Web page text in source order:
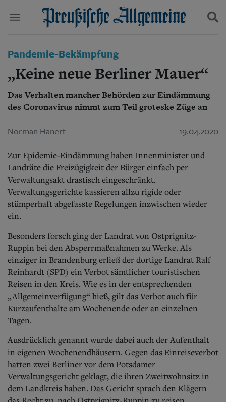
Start
Abonnenten-Login
Abonnent werden
Abo Prämien
Archiv
Mediadaten
Politik
Kultur
Wirtschaft
Gesellschaft
Leben
Berlin-Brandenburg
Schlesien
Danzig und Westpreußen
Bücher
Kontakt
Impressum
Suchen und finden
Pandemie-Bekämpfung
„Keine neue Berliner Mauer“
Das Verhalten mancher Behörden zur Eindämmung
des Coronavirus nimmt zum Teil groteske Züge an
Norman Hanert 19.04.2020
Zur Epidemie-Eindämmung haben Innenminister und
Landräte die Freizügigkeit der Bürger einfach per
Verwaltungsakt drastisch eingeschränkt.
Verwaltungsgerichte kassieren allzu rigide oder
stümperhaft abgefasste Regelungen inzwischen wieder
ein.
Besonders forsch ging der Landrat von Ostprignitz-
Ruppin bei den Absperrmaßnahmen zu Werke. Als
einziger in Brandenburg erließ der dortige Landrat Ralf
Reinhardt (SPD) ein Verbot sämtlicher touristischen
Reisen in den Kreis. Wie es in der entsprechenden
„Allgemeinverfügung“ hieß, gilt das Verbot auch für
Kurzaufenthalte am Wochenende oder an einzelnen
Tagen.
Ausdrücklich genannt wurde dabei auch der Aufenthalt
in eigenen Wochenendhäusern. Gegen das Einreiseverbot
hatten zwei Berliner vor dem Potsdamer
Verwaltungsgericht geklagt, die ihren Zweitwohnsitz in
dem Landkreis haben. Das Gericht sprach den Klägern